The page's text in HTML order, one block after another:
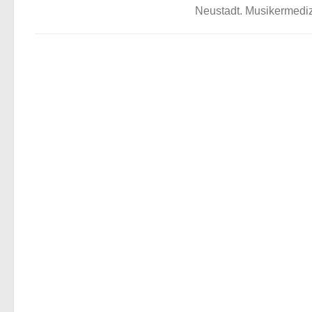
Neustadt.